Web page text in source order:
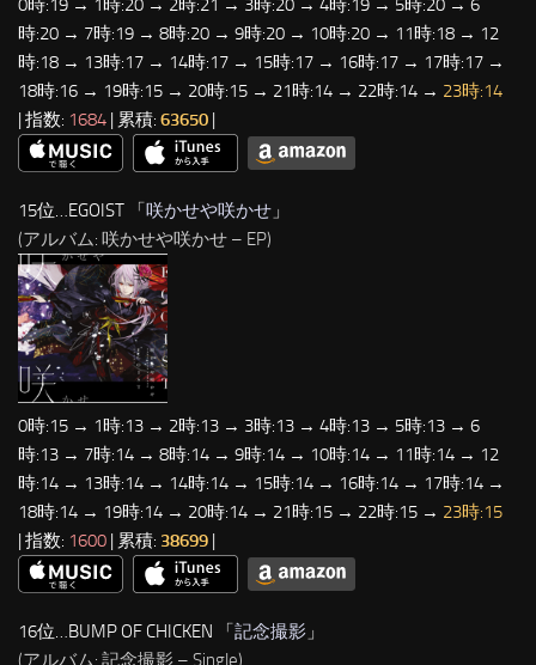
0時:19 → 1時:20 → 2時:21 → 3時:20 → 4時:19 → 5時:20 → 6
時:20 → 7時:19 → 8時:20 → 9時:20 → 10時:20 → 11時:18 → 12
時:18 → 13時:17 → 14時:17 → 15時:17 → 16時:17 → 17時:17 →
18時:16 → 19時:15 → 20時:15 → 21時:14 → 22時:14 → 23時:14
| 指数: 1684 | 累積: 63650 |
15位…EGOIST 「咲かせや咲かせ 」
(アルバム: 咲かせや咲かせ – EP)
0時:15 → 1時:13 → 2時:13 → 3時:13 → 4時:13 → 5時:13 → 6
時:13 → 7時:14 → 8時:14 → 9時:14 → 10時:14 → 11時:14 → 12
時:14 → 13時:14 → 14時:14 → 15時:14 → 16時:14 → 17時:14 →
18時:14 → 19時:14 → 20時:14 → 21時:15 → 22時:15 → 23時:15
| 指数: 1600 | 累積: 38699 |
16位…BUMP OF CHICKEN 「記念撮影 」
(アルバム: 記念撮影 – Single)